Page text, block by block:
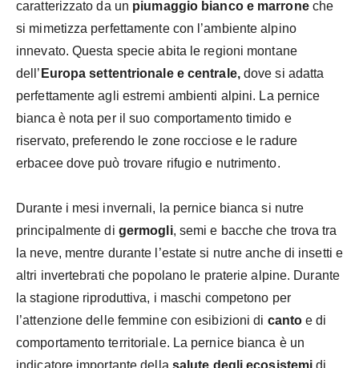
caratterizzato da un piumaggio bianco e marroneche
si mimetizza perfettamente con l’ambiente alpino
innevato. Questa specie abita le regioni montane
dell’ Europa settentrionale e centrale, dove si adatta
perfettamente agli estremi ambienti alpini. La pernice
bianca è nota per il suo comportamento timido e
riservato, preferendo le zone rocciose e le radure
erbacee dove può trovare rifugio e nutrimento.
Durante i mesi invernali, la pernice bianca si nutre
principalmente di germogli, semi e bacche che trova tra
la neve, mentre durante l’estate si nutre anche di insetti e
altri invertebrati che popolano le praterie alpine. Durante
la stagione riproduttiva, i maschi competono per
l’attenzione delle femmine con esibizioni di canto e di
comportamento territoriale. La pernice bianca è un
indicatore importante della salute degli ecosistemi di